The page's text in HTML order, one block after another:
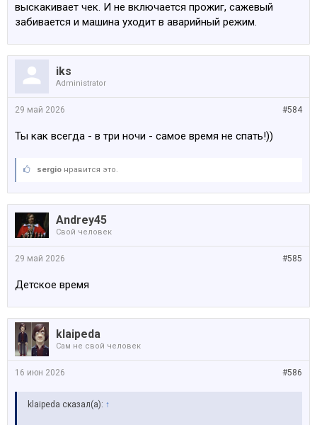
выскакивает чек. И не включается прожиг, сажевый
забивается и машина уходит в аварийный режим.
iks
Administrator
#584
29 май 2026
Ты как всегда - в три ночи - самое время не спать!))
sergio нравится это.
Andrey45
Свой человек
#585
29 май 2026
Детское время
klaipeda
Сам не свой человек
#586
16 июн 2026
klaipeda сказал(а): ↑